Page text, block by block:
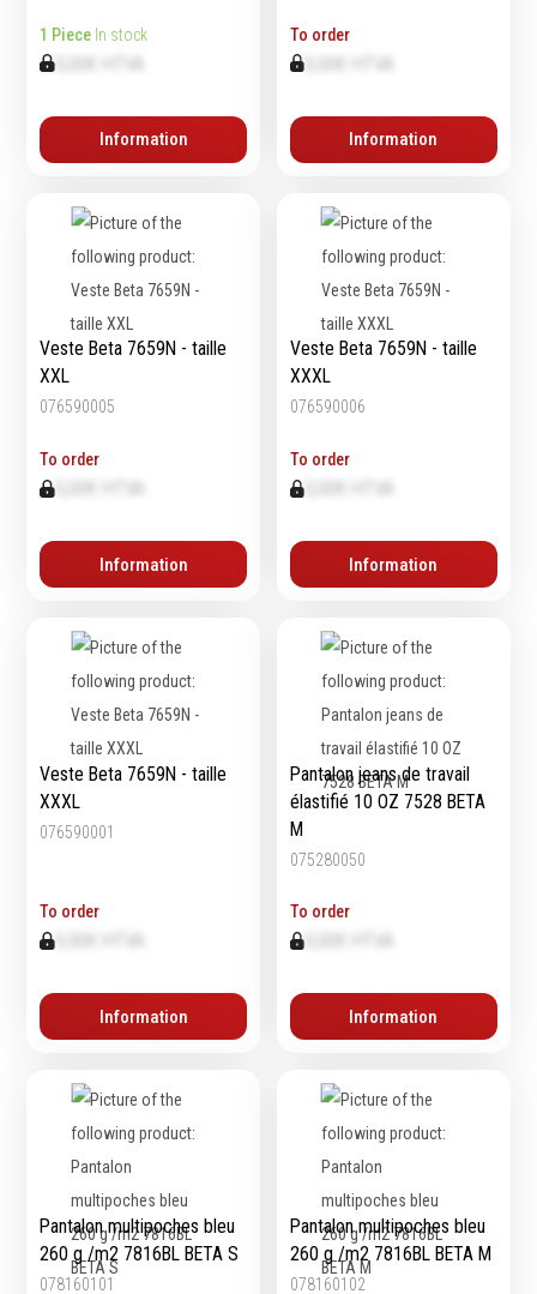
Echelles & Escabeaux
Graissage & huilage
1 Piece In stock
0,00€ HTVA
Information
To order
Information
Veste Beta 7659N - taille
XXL
076590005
To order
0,00€ HTVA
Information
Veste Beta 7659N - taille
XXXL
076590006
To order
Information
Veste Beta 7659N - taille
XXXL
076590001
To order
0,00€ HTVA
Information
Pantalon jeans de travail
élastifié 10 OZ 7528 BETA
M
075280050
To order
Information
Pantalon multipoches bleu
260 g /m2 7816BL BETA S
078160101
Pantalon multipoches bleu
260 g /m2 7816BL BETA M
078160102